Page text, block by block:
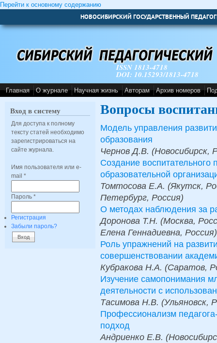
Перейти к основному содержанию
НОВОСИБИРСКИЙ ГОСУДАРСТВЕННЫЙ
ISSN 1813-4718
DOI: 10.15293/1813-4718
Главная О журнале Научная жизнь Авторам Архив номеров
Вход в систему
Для доступа к полному
тексту статей необходимо
зарегистрироваться на
сайте журнала.
Имя пользователя или e-
mail *
Пароль *
Регистрация
Забыли пароль?
Вопросы
Модель управления
образования
Чернов Д.В. (Новосибирск,
Создание воспитательного
образовательной
Томтосова Е.А. (Якутск,
Петербург, Россия)
О методах наблюдения за
Доронова Т.Н. (Москва,
Елена Геннадиевна,
Роль упражнений на
совершенствовании
Кубракова Н.А. (Саратов,
Изучение самопонимания
деятельности с
Тасимова Н.В. (Ульяновск,
Профессионализм
подход
Андриенко Е.В.